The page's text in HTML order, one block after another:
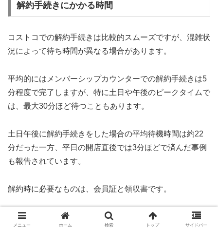
解約手続きにかかる時間
コストコでの解約手続きは比較的スムーズですが、混雑状
況によって待ち時間が異なる場合があります。
平均的にはメンバーシップカウンターでの解約手続きは5
分程度で完了しますが、特に土日や午後のピークタイムで
は、最大30分ほど待つこともあります。
土日午後に解約手続きをした場合の平均待機時間は約22
分だった一方、平日の開店直後では3分ほどで済んだ事例
も報告されています。
解約時に必要なものは、会員証と領収書です。
現金で支払った場合、領収書がなくても身分証明書を2点
メニュー ホーム 検索 トップ サイドバー